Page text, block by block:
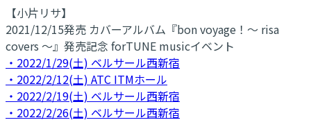
【小片リサ】
2021/12/15発売 カバーアルバム『bon voyage！～ risa
covers ～』発売記念 forTUNE musicイベント
・2022/1/29(土) ベルサール西新宿
・2022/2/12(土) ATC ITMホール
・2022/2/19(土) ベルサール西新宿
・2022/2/26(土) ベルサール西新宿